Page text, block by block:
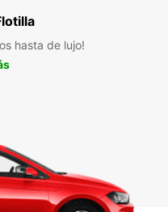
hasta de lujo!